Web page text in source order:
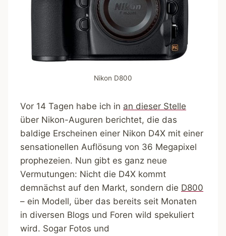
Nikon D800
Vor 14 Tagen habe ich in an dieser Stelle
über Nikon-Auguren berichtet, die das
baldige Erscheinen einer Nikon D4X mit einer
sensationellen Auflösung von 36 Megapixel
prophezeien. Nun gibt es ganz neue
Vermutungen: Nicht die D4X kommt
demnächst auf den Markt, sondern die D800
– ein Modell, über das bereits seit Monaten
in diversen Blogs und Foren wild spekuliert
wird. Sogar Fotos und